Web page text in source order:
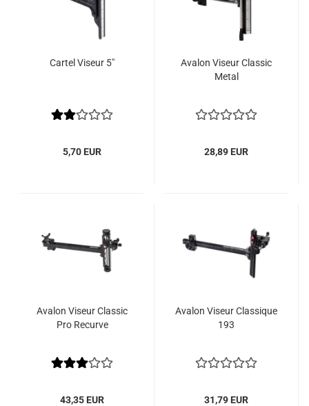
Cartel Viseur 5"
5,70 EUR
Avalon Viseur Classic
Metal
28,89 EUR
Avalon Viseur Classic
Pro Recurve
43,35 EUR
Avalon Viseur Classique
193
31,79 EUR